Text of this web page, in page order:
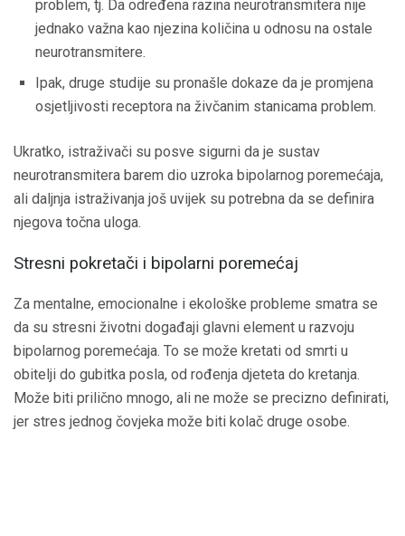
problem, tj. Da određena razina neurotransmitera nije
jednako važna kao njezina količina u odnosu na ostale
neurotransmitere.
Ipak, druge studije su pronašle dokaze da je promjena
osjetljivosti receptora na živčanim stanicama problem.
Ukratko, istraživači su posve sigurni da je sustav
neurotransmitera barem dio uzroka bipolarnog poremećaja,
ali daljnja istraživanja još uvijek su potrebna da se definira
njegova točna uloga.
Stresni pokretači i bipolarni poremećaj
Za mentalne, emocionalne i ekološke probleme smatra se
da su stresni životni događaji glavni element u razvoju
bipolarnog poremećaja. To se može kretati od smrti u
obitelji do gubitka posla, od rođenja djeteta do kretanja.
Može biti prilično mnogo, ali ne može se precizno definirati,
jer stres jednog čovjeka može biti kolač druge osobe.